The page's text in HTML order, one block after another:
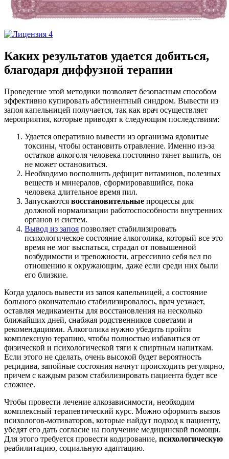
Каких результатов удается добиться,
благодаря диффузной терапии
Проведение этой методики позволяет безопасным способом
эффективно купировать абстинентный синдром. Вывести из
запоя капельницей получается, так как врач осуществляет
мероприятия, которые приводят к следующим последствиям:
Удается оперативно вывести из организма ядовитые
токсины, чтобы остановить отравление. Именно из-за
остатков алкоголя человека постоянно тянет выпить, он
не может остановиться.
Необходимо восполнить дефицит витаминов, полезных
веществ и минералов, сформировавшийся, пока
человека длительное время пил.
Запускаются восстановительные процессы для
должной нормализации работоспособности внутренних
органов и систем.
Вывод из запоя позволяет стабилизировать
психологическое состояние алкоголика, который все это
время не мог выспаться, страдал от повышенной
возбудимости и тревожности, агрессивно себя вел по
отношению к окружающим, даже если среди них были
его близкие.
Когда удалось вывести из запоя капельницей, а состояние
больного окончательно стабилизировалось, врач уезжает,
оставляя медикаменты для восстановления на несколько
ближайших дней, снабжая родственников советами и
рекомендациями. Алкоголика нужно убедить пройти
комплексную терапию, чтобы полностью избавиться от
физической и психологической тяги к спиртным напиткам.
Если этого не сделать, очень высокой будет вероятность
рецидива, запойные состояния начнут происходить регулярно,
причем с каждым разом стабилизировать пациента будет все
сложнее.
Чтобы провести лечение алкозависимости, необходим
комплексный терапевтический курс. Можно оформить вызов
психологов-мотиваторов, которые найдут подход к пациенту,
убедят его дать согласие на получение медицинской помощи.
Для этого требуется провести кодирование, психологическую
реабилитацию, социальную адаптацию.